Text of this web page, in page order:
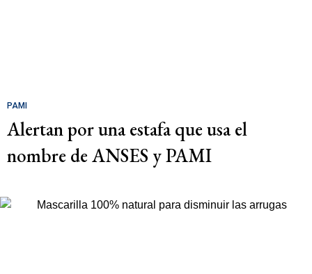
PAMI
Alertan por una estafa que usa el
nombre de ANSES y PAMI